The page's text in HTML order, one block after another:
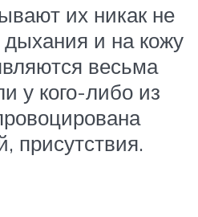
их никак не
и на кожу
весьма
у кого-либо из
присутствия.